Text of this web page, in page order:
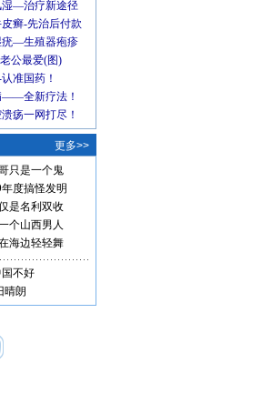
更多>>
只是一个鬼
度搞怪发明
是名利双收
个山西男人
海边轻轻舞
不好
晴朗